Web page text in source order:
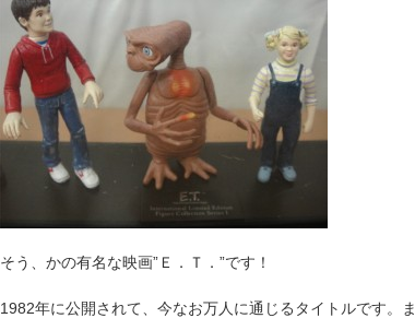
そう、かの有名な映画”Ｅ．Ｔ．”です！
1982年に公開されて、今なお万人に通じるタイトルです。